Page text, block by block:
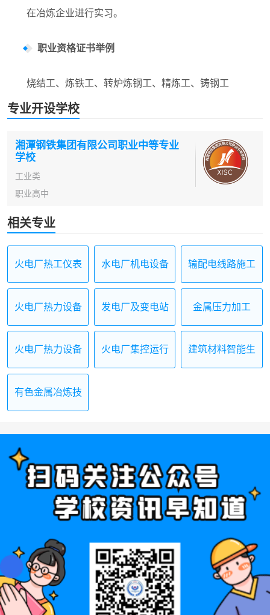
在冶炼企业进行实习。
职业资格证书举例
烧结工、炼铁工、转炉炼钢工、精炼工、铸钢工
专业开设学校
湘潭钢铁集团有限公司职业中等专业
学校
工业类
职业高中
相关专业
火电厂热工仪表
水电厂机电设备
输配电线路施工
火电厂热力设备
发电厂及变电站
金属压力加工
火电厂热力设备
火电厂集控运行
建筑材料智能生
有色金属冶炼技